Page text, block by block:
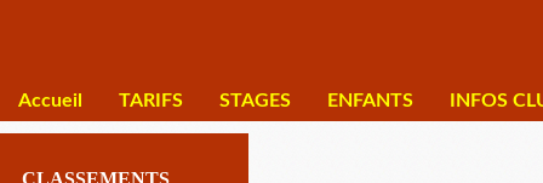
Accueil TARIFS STAGES ENFANTS INFOS